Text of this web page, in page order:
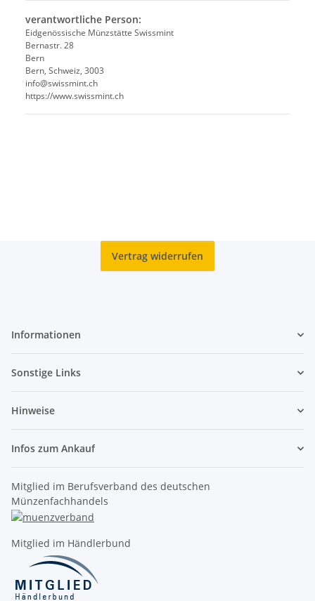
verantwortliche Person:
Eidgenössische Münzstätte Swissmint
Bernastr. 28
Bern
Bern, Schweiz, 3003
info@swissmint.ch
https://www.swissmint.ch
Vertrag widerrufen
Informationen
Sonstige Links
Hinweise
Infos zum Ankauf
Mitglied im Berufsverband des deutschen
Münzenfachhandels
Mitglied im Händlerbund